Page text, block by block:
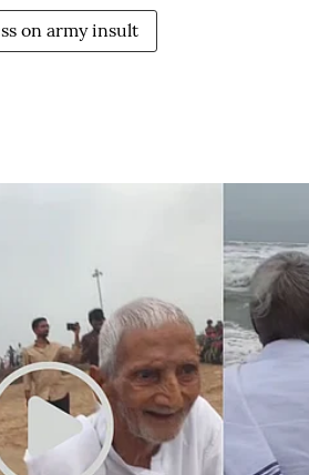
on army insult